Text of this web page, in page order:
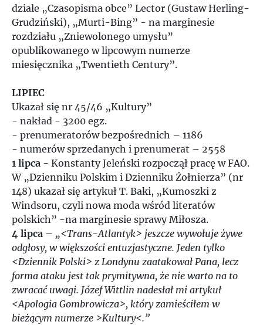
dziale „Czasopisma obce” Lector (Gustaw Herling-
Grudziński), „Murti-Bing” - na marginesie
rozdziału „Zniewolonego umysłu”
opublikowanego w lipcowym numerze
miesięcznika „Twentieth Century”.
LIPIEC
Ukazał się nr 45/46 „Kultury”
- nakład - 3200 egz.
- prenumeratorów bezpośrednich – 1186
- numerów sprzedanych i prenumerat – 2558
1 lipca - Konstanty Jeleński rozpoczął pracę w FAO.
W „Dzienniku Polskim i Dzienniku Żołnierza” (nr
148) ukazał się artykuł T. Baki, „Kumoszki z
Windsoru, czyli nowa moda wśród literatów
polskich” -na marginesie sprawy Miłosza.
4 lipca – „<Trans-Atlantyk> jeszcze wywołuje żywe
odgłosy, w większości entuzjastyczne. Jeden tylko
<Dziennik Polski> z Londynu zaatakował Pana, lecz
forma ataku jest tak prymitywna, że nie warto na to
zwracać uwagi. Józef Wittlin nadesłał mi artykuł
<Apologia Gombrowicza>, który zamieściłem w
bieżącym numerze >Kultury<.”